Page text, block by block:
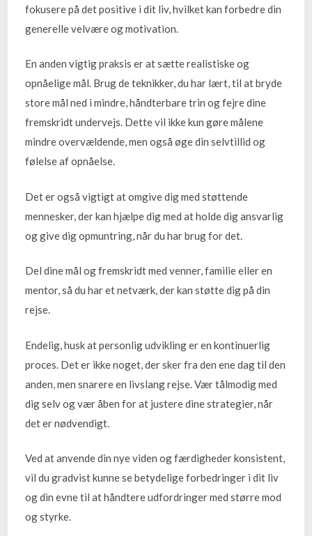
fokusere på det positive i dit liv, hvilket kan forbedre din
generelle velvære og motivation.
En anden vigtig praksis er at sætte realistiske og
opnåelige mål. Brug de teknikker, du har lært, til at bryde
store mål ned i mindre, håndterbare trin og fejre dine
fremskridt undervejs. Dette vil ikke kun gøre målene
mindre overvældende, men også øge din selvtillid og
følelse af opnåelse.
Det er også vigtigt at omgive dig med støttende
mennesker, der kan hjælpe dig med at holde dig ansvarlig
og give dig opmuntring, når du har brug for det.
Del dine mål og fremskridt med venner, familie eller en
mentor, så du har et netværk, der kan støtte dig på din
rejse.
Endelig, husk at personlig udvikling er en kontinuerlig
proces. Det er ikke noget, der sker fra den ene dag til den
anden, men snarere en livslang rejse. Vær tålmodig med
dig selv og vær åben for at justere dine strategier, når
det er nødvendigt.
Ved at anvende din nye viden og færdigheder konsistent,
vil du gradvist kunne se betydelige forbedringer i dit liv
og din evne til at håndtere udfordringer med større mod
og styrke.